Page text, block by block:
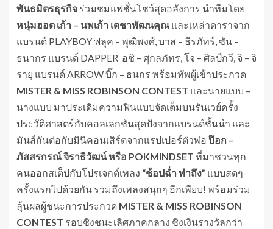
พันธมิตรธุรกิจ ร่วมชมแฟชั่นโชว์สุดอลังการ นำทีมโดย
หนุ่มฮอต เก้า – นพเก้า เดชาพัฒนคุณ และเหล่าดาราจาก
แบรนด์ PLAYBOY ฟลุค – พุฒิพงศ์, บาส – ธีรภัทร์, ซัน –
ธนากร แบรนด์ DAPPER อชิ – ศุกลภัทร, โจ – ศิลป์กวี, จิ – จิ
รายุ แบรนด์ ARROW บิ๊ก – ธนกร พร้อมทัพผู้เข้าประกวด
MISTER & MISS ROBINSON CONTEST และนายแบบ –
นางแบบ มาประเดิมความฟินแบบจัดเต็มบนรันเวย์ครั้ง
ประวัติศาสตร์กับคอลเลกชันสุดปังจากแบรนด์ชั้นนำ และ
มันส์กันต่อกับมินิคอนเสิร์ตจากแรปเปอร์ตัวพ่อ ป๊อก –
ภัสสรกรณ์ จิราธิวัฒน์ หรือ POKMINDSET ที่มาชวนทุก
คนออกสเต็ปกับโปรเจกต์เพลง “ช้อปฉ่ำ ทำถึง” แบบสดๆ
ครั้งแรกไปด้วยกัน รวมถึงเพลงสนุกๆ อีกเพียบ! พร้อมร่วม
ลุ้นผลผู้ชนะการประกวด MISTER & MISS ROBINSON
CONTEST รอบชิงชนะเลิศภาคกลาง ชิงเงินรางวัลกว่า